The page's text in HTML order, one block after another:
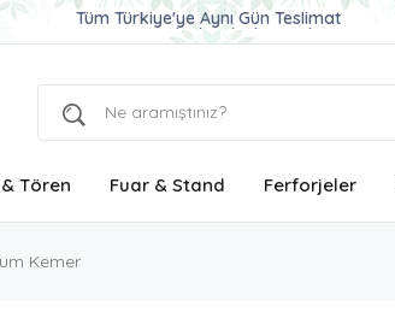
Tüm Türkiye'ye Aynı Gün Teslimat
Ucuz ve Kaliteli Çelenk Gönder
Aynı Gün Teslimat Çelenk Siparişi
& Tören Fuar & Stand Ferforjeler
Kemer